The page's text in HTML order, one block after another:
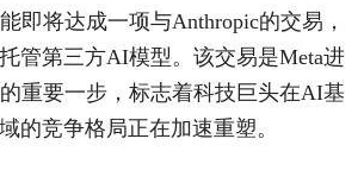
即将达成一项与Anthropic的交易，
管第三方AI模型。该交易是Meta进
重要一步，标志着科技巨头在AI基
的竞争格局正在加速重塑。